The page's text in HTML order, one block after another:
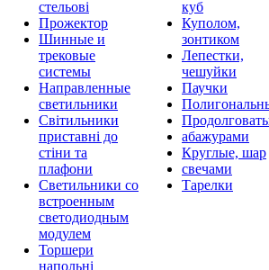
стельові
Прожектор
Шинные и
трековые
системы
Направленные
светильники
Світильники
приставні до
стіни та
плафони
Светильники со
встроенным
светодиодным
модулем
Торшери
напольні
куб
Куполом,
зонтиком
Лепестки,
чешуйки
Паучки
абажурами
Круглые, шар
свечами
Тарелки